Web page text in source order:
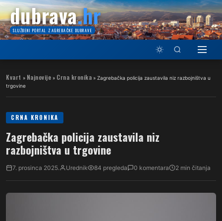
dubrava.hr
SLUŽBENI PORTAL ZAGREBAČKE DUBRAVE
Kvart » Najnovije » Crna kronika » Zagrebačka policija zaustavila niz razbojništva u
trgovine
CRNA KRONIKA
Zagrebačka policija zaustavila niz
razbojništva u trgovine
7. prosinca 2025. Urednik 84 pregleda 0 komentara 2 min čitanja